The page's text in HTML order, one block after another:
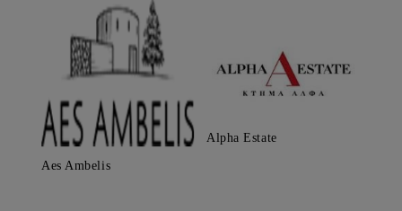
Aes Ambelis
Alpha Estate